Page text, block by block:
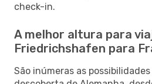
check-in.
A melhor altura para
Friedrichshafen para
São inúmeras as